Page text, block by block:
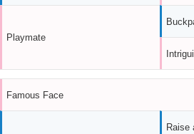
Playmate
Famous Face
Raise